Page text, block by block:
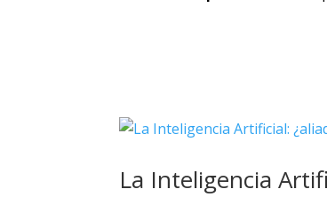
La Inteligencia